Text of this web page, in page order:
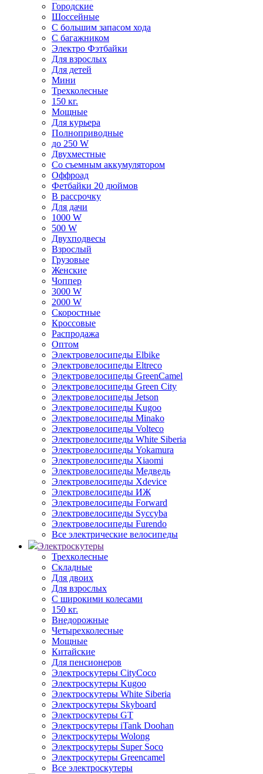
Городские
Шоссейные
С большим запасом хода
С багажником
Электро Фэтбайки
Для взрослых
Для детей
Мини
Трехколесные
150 кг.
Мощные
Для курьера
Полноприводные
до 250 W
Двухместные
Со съемным аккумулятором
Оффроад
Фетбайки 20 дюймов
В рассрочку
Для дачи
1000 W
500 W
Двухподвесы
Взрослый
Грузовые
Женские
Чоппер
3000 W
2000 W
Скоростные
Кроссовые
Распродажа
Оптом
Электровелосипеды Elbike
Электровелосипеды Eltreco
Электровелосипеды GreenCamel
Электровелосипеды Green City
Электровелосипеды Jetson
Электровелосипеды Kugoo
Электровелосипеды Minako
Электровелосипеды Volteco
Электровелосипеды White Siberia
Электровелосипеды Yokamura
Электровелосипеды Xiaomi
Электровелосипеды Медведь
Электровелосипеды Xdevice
Электровелосипеды ИЖ
Электровелосипеды Forward
Электровелосипеды Syccyba
Электровелосипеды Furendo
Все электрические велосипеды
Электроскутеры
Трехколесные
Складные
Для двоих
Для взрослых
С широкими колесами
150 кг.
Внедорожные
Четырехколесные
Мощные
Китайские
Для пенсионеров
Электроскутеры CityCoco
Электроскутеры Kugoo
Электроскутеры White Siberia
Электроскутеры Skyboard
Электроскутеры GT
Электроскутеры iTank Doohan
Электроскутеры Wolong
Электроскутеры Super Soco
Электроскутеры Greencamel
Все электроскутеры